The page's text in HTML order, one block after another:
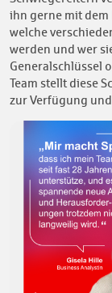
ihn gerne mit dem
welche
werden und wer
Generalschlüssel
Team stellt diese
zur Verfügung